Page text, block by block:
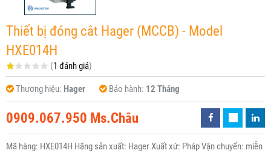
Thiết bị đóng cắt Hager (MCCB) - Model
HXE014H
(1 đánh giá)
Thương hiệu: Hager Bảo hành: 12 Tháng
0909.067.950 Ms.Châu
Mã hàng: HXE014H Hãng sản xuất: Hager Xuất xứ: Pháp Vận chuyển: miễn